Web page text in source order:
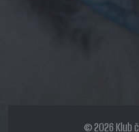
© 2026 Klub